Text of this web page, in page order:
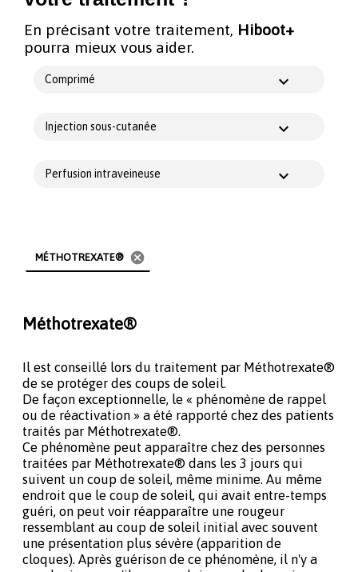
En précisant votre traitement, Hiboot+
pourra mieux vous aider.
Comprimé
Injection sous-cutanée
Perfusion intraveineuse
MÉTHOTREXATE® cancel
Méthotrexate®
Il est conseillé lors du traitement par Méthotrexate®
de se protéger des coups de soleil.
De façon exceptionnelle, le « phénomène de rappel
ou de réactivation » a été rapporté chez des patients
traités par Méthotrexate®.
Ce phénomène peut apparaître chez des personnes
traitées par Méthotrexate® dans les 3 jours qui
suivent un coup de soleil, même minime. Au même
endroit que le coup de soleil, qui avait entre-temps
guéri, on peut voir réapparaître une rougeur
ressemblant au coup de soleil initial avec souvent
une présentation plus sévère (apparition de
cloques). Après guérison de ce phénomène, il n'y a